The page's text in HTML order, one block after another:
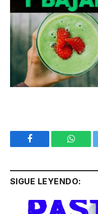
Facebook
SIGUE LEYENDO: